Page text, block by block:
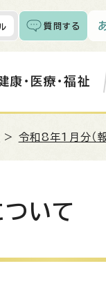
質問する
康・医療・福祉
> 令和8年1月分（
いて